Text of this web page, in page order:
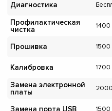
Диагностика
Профилактическая
чистка
1400
Прошивка 1500
Калибровка 1700
Замена электронной
платы
2000
Замена порта USB 1500